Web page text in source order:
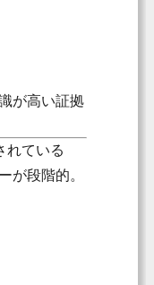
が高い証拠
ている
が段階的。